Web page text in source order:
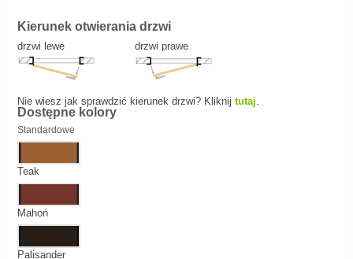
Kierunek otwierania drzwi
drzwi lewe drzwi prawe
Nie wiesz jak sprawdzić kierunek drzwi? Kliknij tutaj.
Dostępne kolory
Standardowe
Teak
Mahoń
Palisander